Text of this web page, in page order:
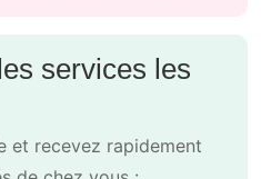
services les
et recevez rapidement